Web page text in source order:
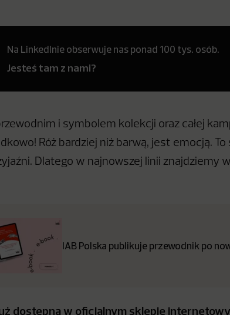
Na LinkedInie obserwuje nas ponad 100 tys. osób.
Jesteś tam z nami?
i symbolem kolekcji oraz całej
Róż bardziej niż barwą, jest emocją.
Dlatego w najnowszej linii znajdziemy
IAB Polska publikuje przewodnik po
dostępna w oficjalnym sklepie